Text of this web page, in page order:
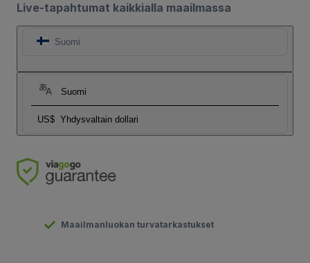
Live-tapahtumat kaikkialla maailmassa
Suomi
Suomi
US$ Yhdysvaltain dollari
Maailmanluokan turvatarkastukset